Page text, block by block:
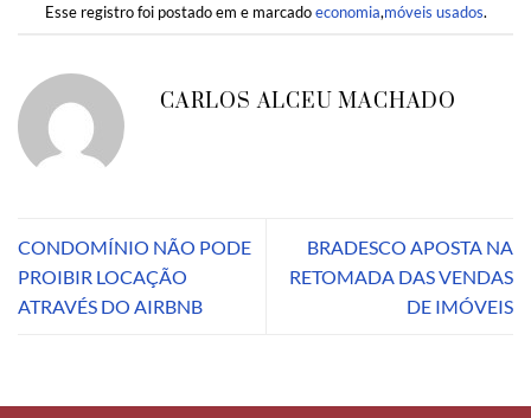
Esse registro foi postado em e marcadoeconomia,móveis usados.
CARLOS ALCEU MACHADO
CONDOMÍNIO NÃO PODE
PROIBIR LOCAÇÃO
ATRAVÉS DO AIRBNB
BRADESCO APOSTA NA
RETOMADA DAS VENDAS
DE IMÓVEIS